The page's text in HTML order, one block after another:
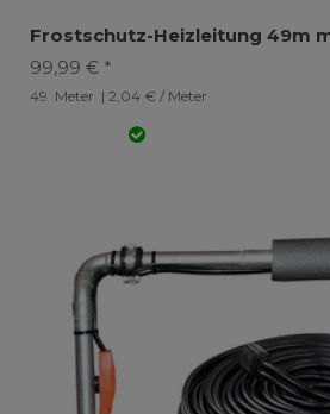
Frostschutz-Heizleitung 49m
99,99 € *
49 Meter | 2,04 € / Meter